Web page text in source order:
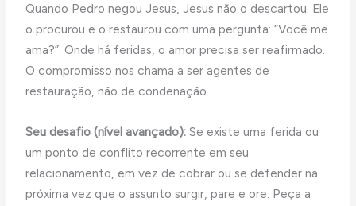
Quando Pedro negou Jesus, Jesus não o descartou. Ele
o procurou e o restaurou com uma pergunta: “Você me
ama?”. Onde há feridas, o amor precisa ser reafirmado.
O compromisso nos chama a ser agentes de
restauração, não de condenação.
Seu desafio (nível avançado): Se existe uma ferida ou
um ponto de conflito recorrente em seu
relacionamento, em vez de cobrar ou se defender na
próxima vez que o assunto surgir, pare e ore. Peça a